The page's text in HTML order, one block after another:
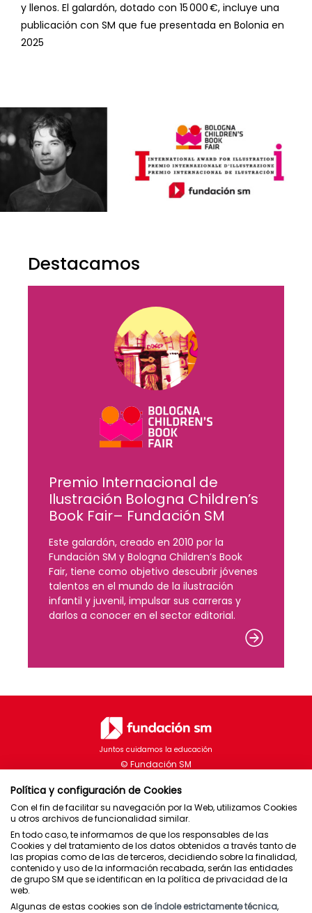
y llenos. El galardón, dotado con 15 000 €, incluye una
publicación con SM que fue presentada en Bolonia en
2025
Destacamos
Premio Internacional de
Ilustración Bologna Children’s
Book Fair– Fundación SM
Este galardón, creado en 2010 por la
Fundación SM y Bologna Children’s Book
Fair, tiene como objetivo descubrir jóvenes
talentos en el mundo de la ilustración
infantil y juvenil, impulsar sus carreras y
darlos a conocer en el sector editorial.
Juntos cuidamos la educación
Proyectos Contacto
Brasil
Chile
España
Política y configuración de Cookies
Con el fin de facilitar su navegación por la Web, utilizamos Cookies
u otros archivos de funcionalidad similar.
En todo caso, te informamos de que los responsables de las
Cookies y del tratamiento de los datos obtenidos a través tanto de
las propias como de las de terceros, decidiendo sobre la finalidad,
contenido y uso de la información recabada, serán las entidades
de grupo SM que se identifican en la política de privacidad de la
web.
Algunas de estas cookies son de índole estrictamente técnica,